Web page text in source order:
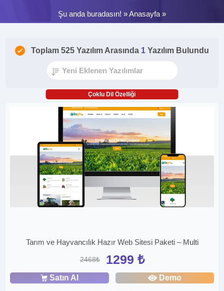
Şu anda buradasın! »Anasayfa »
Toplam 525 Yazılım Arasında 1 Yazılım Bulundu
Çoklu Dil Özelliği
Tarım ve Hayvancılık Hazır Web Sitesi Paketi – Multi
2468₺ 1299 ₺
Satın Al Demo